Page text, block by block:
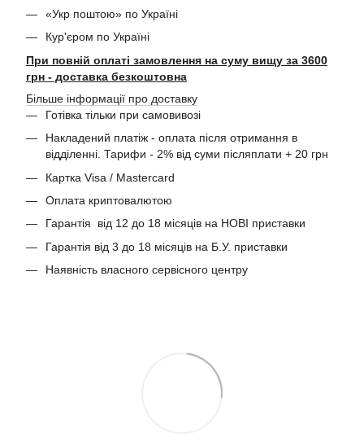
«Укр поштою» по Україні
Кур'єром по Україні
При повній оплаті замовлення на суму вищу за 3600
грн - доставка безкоштовна
Більше інформації про доставку
Готівка тільки при самовивозі
Накладений платіж - оплата після отримання в
відділенні. Тарифи - 2% від суми післяплати + 20 грн
Картка Visa / Mastercard
Оплата криптовалютою
Гарантія від 12 до 18 місяців на НОВІ приставки
Гарантія від 3 до 18 місяців на Б.У. приставки
Наявність власного сервісного центру